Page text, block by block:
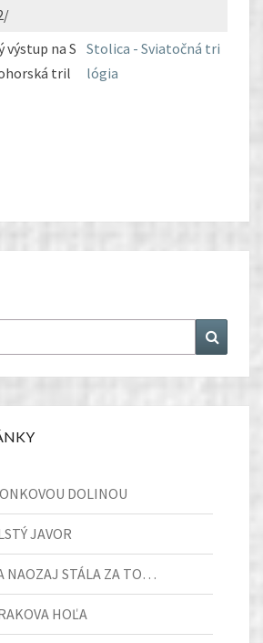
výstup na S
tril
Stolica - Sviatočná tri
lógia
DOLINOU
JAVOR
NAOZAJ STÁLA ZA TO…
HOĽA